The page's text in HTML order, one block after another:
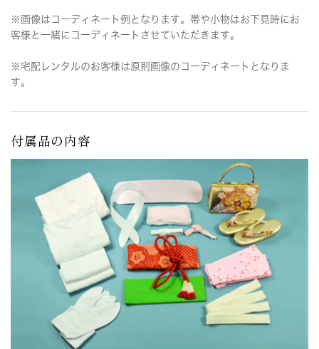
※画像はコーディネート例となります。帯や小物はお下見時にお
客様と一緒にコーディネートさせていただきます。
※宅配レンタルのお客様は原則画像のコーディネートとなりま
す。
付属品の内容